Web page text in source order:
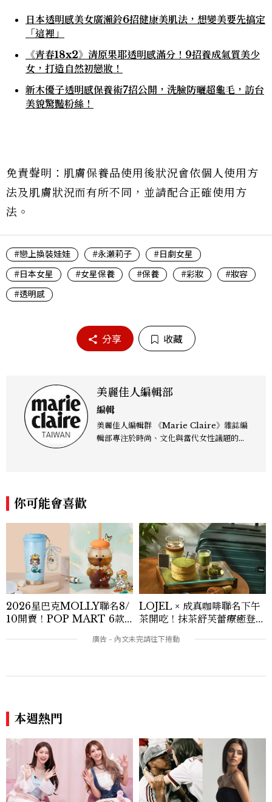
日本透明感美女廣瀨鈴6招健康美肌法，想變美要先搞定
「這裡」
《青春18x2》清原果耶透明感滿分！9招養成氣質美少
女，打造自然初戀妝！
新木優子透明感保養術7招公開，洗臉防曬超龜毛，訪台
美貌驚豔粉絲！
免責聲明：肌膚保養品使用後狀況會依個人使用方
法及肌膚狀況而有所不同，並請配合正確使用方
法。
#戀上換裝娃娃 #永瀬莉子
#日劇女星
#日本女星
#女星保養 #保養 #彩妝
#妝容
#透明感
分享 收藏
美麗佳人編輯部
編輯
美麗佳人編輯群 《Marie Claire》雜誌編
輯部專注於時尚、文化與當代女性議題的深
度的內容。 《Marie Claire》始終以敏銳
視角與編輯直覺，引領讀者探索女性多元面
貌與生活品味風格的無限可能。
你可能會喜歡
2026星巴克MOLLY聯名8/
10開賣！POP MART 6款
LOJEL × 成真咖啡聯名下午
茶開吃！抹茶舒芙蕾療癒登
本週熱門